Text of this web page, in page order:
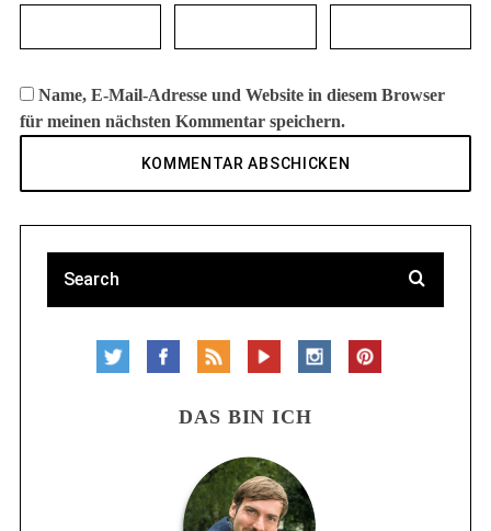
Name, E-Mail-Adresse und Website in diesem Browser
für meinen nächsten Kommentar speichern.
DAS BIN ICH